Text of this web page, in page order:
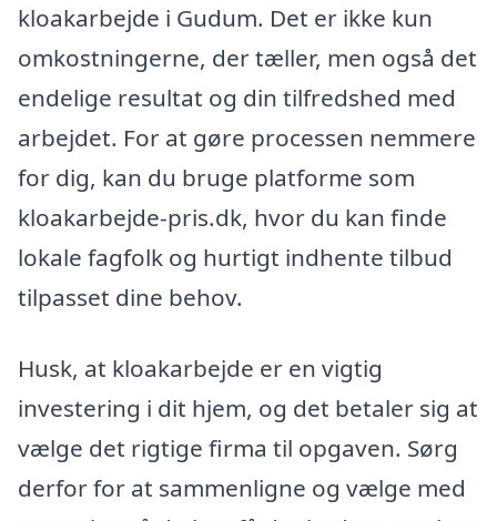
kloakarbejde i Gudum. Det er ikke kun
omkostningerne, der tæller, men også det
endelige resultat og din tilfredshed med
arbejdet. For at gøre processen nemmere
for dig, kan du bruge platforme som
kloakarbejde-pris.dk, hvor du kan finde
lokale fagfolk og hurtigt indhente tilbud
tilpasset dine behov.
Husk, at kloakarbejde er en vigtig
investering i dit hjem, og det betaler sig at
vælge det rigtige firma til opgaven. Sørg
derfor for at sammenligne og vælge med